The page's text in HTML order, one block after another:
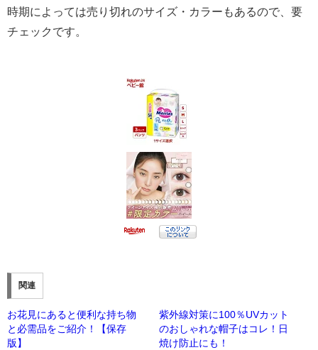
時期によっては売り切れのサイズ・カラーもあるので、要
チェックです。
関連
お花見にあると便利な持ち物
と必需品をご紹介！【保存
版】
紫外線対策に100％UVカット
のおしゃれな帽子はコレ！日
焼け防止にも！